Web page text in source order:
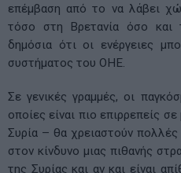
επέμβαση από το να λάβει
τόσο στη Βρετανία όσο και
δημόσια ότι οι ενέργειες
συστήματος του ΟΗΕ.
Σε γενικές γραμμές, οι
οποίες είναι πιο επιρρεπείς
Συρία – θα χρειαστούν
στον κίνδυνο μιας πιθανής
της Συρίας και αν και είναι